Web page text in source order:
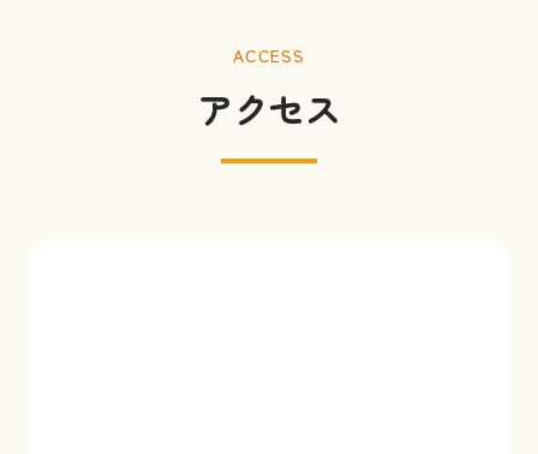
ACCESS
アクセス